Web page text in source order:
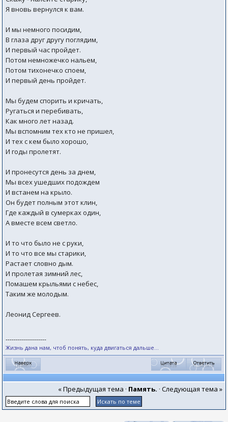
Я вновь вернулся к вам.
И мы немного посидим,
В глаза друг другу поглядим,
И первый час пройдет.
Потом немножечко нальем,
Потом тихонечко споем,
И первый день пройдет.
Мы будем спорить и кричать,
Ругаться и перебивать,
Как много лет назад.
Мы вспомним тех кто не пришел,
И тех с кем было хорошо,
И годы пролетят.
И пронесутся день за днем,
Мы всех ушедших подождем
И встанем на крыло.
Он будет полным этот клин,
Где каждый в сумерках один,
А вместе всем светло.
И то что было не с руки,
И то что все мы старики,
Растает словно дым.
И пролетая зимний лес,
Помашем крыльями с небес,
Таким же молодым.
Леонид Сергеев.
--------------------
Жизнь дана нам, чтоб понять, куда двигаться дальше...
« Предыдущая тема · Память. · Следующая тема »